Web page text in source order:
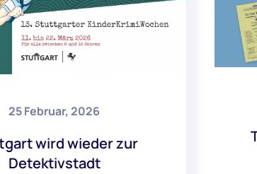
25 Februar, 2026
wird wieder zur
Detektivstadt